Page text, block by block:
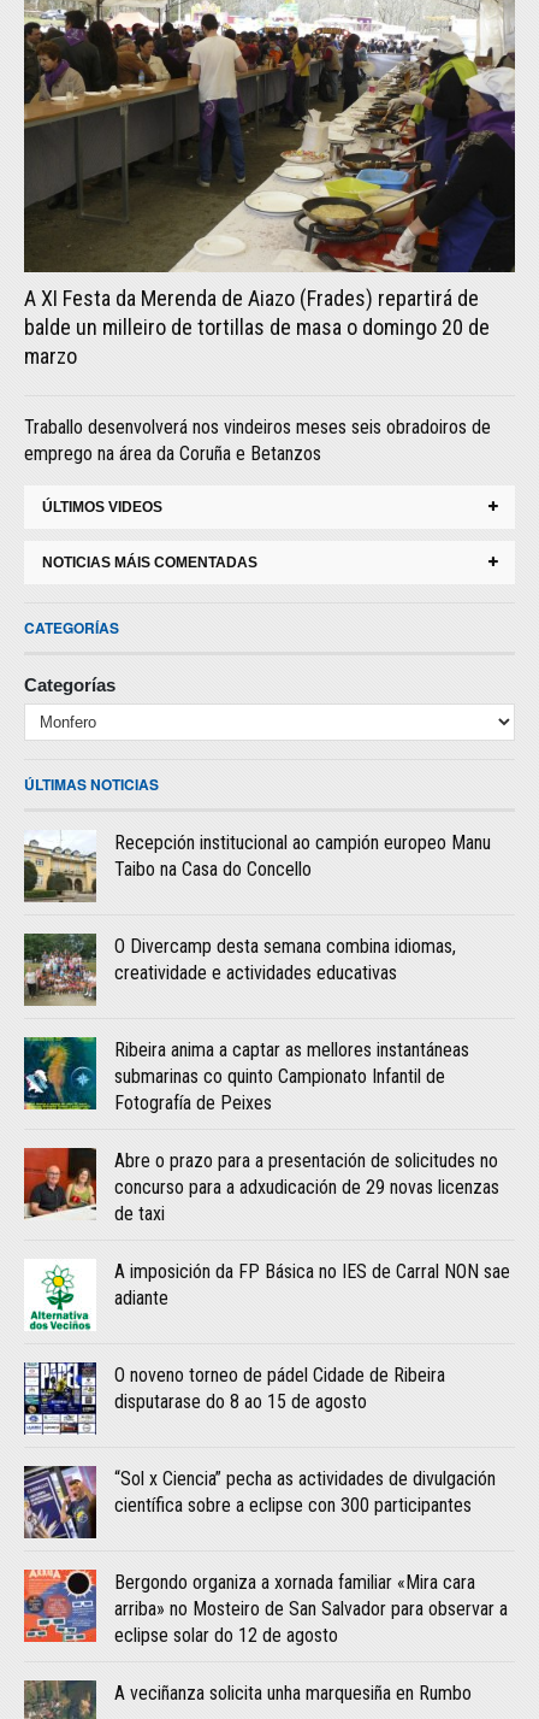
A XI Festa da Merenda de Aiazo (Frades) repartirá de
balde un milleiro de tortillas de masa o domingo 20 de
marzo
Traballo desenvolverá nos vindeiros meses seis obradoiros de
emprego na área da Coruña e Betanzos
ÚLTIMOS VIDEOS
NOTICIAS MÁIS COMENTADAS
CATEGORÍAS
Categorías
ÚLTIMAS NOTICIAS
Recepción institucional ao campión europeo Manu
Taibo na Casa do Concello
O Divercamp desta semana combina idiomas,
creatividade e actividades educativas
Ribeira anima a captar as mellores instantáneas
submarinas co quinto Campionato Infantil de
Fotografía de Peixes
Abre o prazo para a presentación de solicitudes no
concurso para a adxudicación de 29 novas licenzas
de taxi
A imposición da FP Básica no IES de Carral NON sae
adiante
O noveno torneo de pádel Cidade de Ribeira
disputarase do 8 ao 15 de agosto
“Sol x Ciencia” pecha as actividades de divulgación
científica sobre a eclipse con 300 participantes
Bergondo organiza a xornada familiar «Mira cara
arriba» no Mosteiro de San Salvador para observar a
eclipse solar do 12 de agosto
A veciñanza solicita unha marquesiña en Rumbo